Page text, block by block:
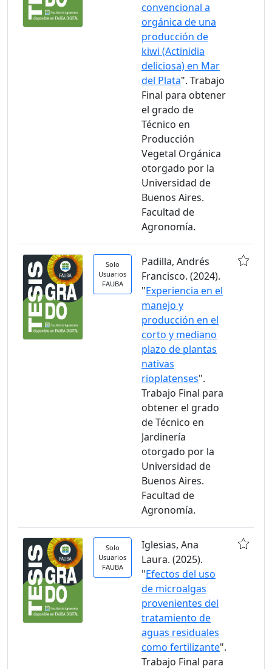
convencional a
orgánica de una
producción de
kiwi (Actinidia
deliciosa) en Mar
del Plata". Trabajo
Final para obtener
el grado de
Técnico en
Producción
Vegetal Orgánica
otorgado por la
Universidad de
Buenos Aires.
Facultad de
Agronomía.
Solo
Usuarios
FAUBA
Padilla, Andrés
Francisco. (2024).
"Experiencia en el
manejo y
producción en el
corto y mediano
plazo de plantas
nativas
rioplatenses".
Trabajo Final para
obtener el grado
de Técnico en
Jardinería
otorgado por la
Universidad de
Buenos Aires.
Facultad de
Agronomía.
Solo
Usuarios
FAUBA
Iglesias, Ana
Laura. (2025).
"Efectos del uso
de microalgas
provenientes del
tratamiento de
aguas residuales
como fertilizante".
Trabajo Final para